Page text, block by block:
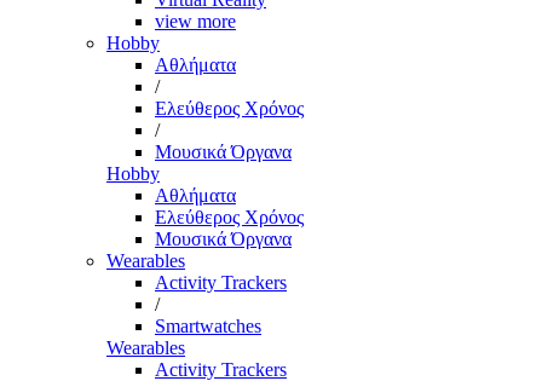
view more
Hobby
Αθλήματα
/
Ελεύθερος Χρόνος
/
Μουσικά Όργανα
Hobby
Αθλήματα
Ελεύθερος Χρόνος
Μουσικά Όργανα
Wearables
Activity Trackers
/
Smartwatches
Wearables
Activity Trackers